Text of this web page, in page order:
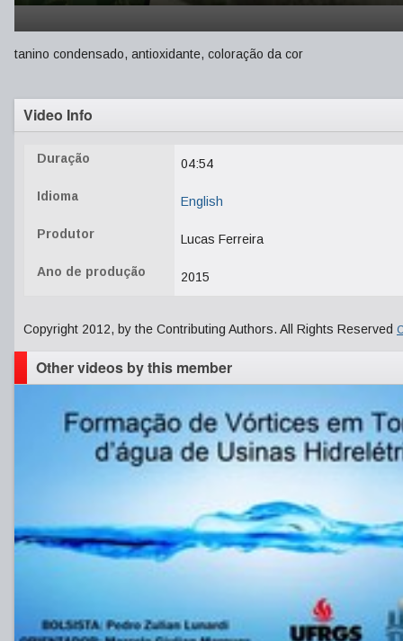
tanino condensado, antioxidante, coloração da cor
Video Info
Duração 04:54
Idioma English
Produtor Lucas Ferreira
Ano de produção 2015
Copyright 2012, by the Contributing Authors. All Rights Reserved
Other videos by this member